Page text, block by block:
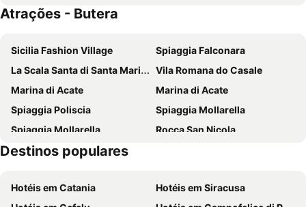
Atrações - Butera
Sicilia Fashion Village
Spiaggia Falconara
La Scala Santa di Santa Maria del Monte
Vila Romana do Casale
Marina di Acate
Marina di Acate
Spiaggia Poliscia
Spiaggia Mollarella
Spiaggia Mollarella
Rocca San Nicola
Lago di Pergusa
Spiaggia Marina
Destinos populares
Hotéis em Catania
Hotéis em Siracusa